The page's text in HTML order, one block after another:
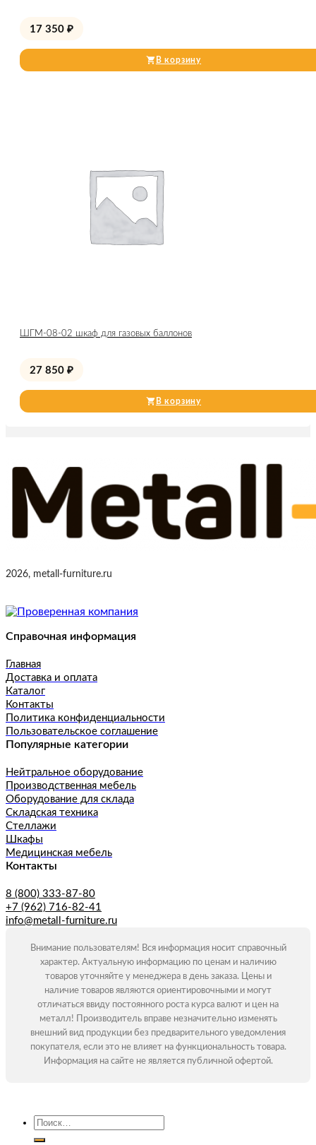
17 350 ₽
В корзину
ШГМ-08-02 шкаф для газовых баллонов
27 850 ₽
В корзину
2026, metall-furniture.ru
Справочная информация
Главная
Доставка и оплата
Каталог
Контакты
Политика конфиденциальности
Пользовательское соглашение
Популярные категории
Нейтральное оборудование
Производственная мебель
Оборудование для склада
Складская техника
Стеллажи
Шкафы
Медицинская мебель
Контакты
8 (800) 333-87-80
+7 (962) 716-82-41
info@metall-furniture.ru
Внимание пользователям! Вся информация носит справочный
характер. Актуальную информацию по ценам и наличию
товаров уточняйте у менеджера в день заказа. Цены и
наличие товаров являются ориентировочными и могут
отличаться ввиду постоянного роста курса валют и цен на
металл! Производитель вправе незначительно изменять
внешний вид продукции без предварительного уведомления
покупателя, если это не влияет на функциональность товара.
Информация на сайте не является публичной офертой.
Искать: